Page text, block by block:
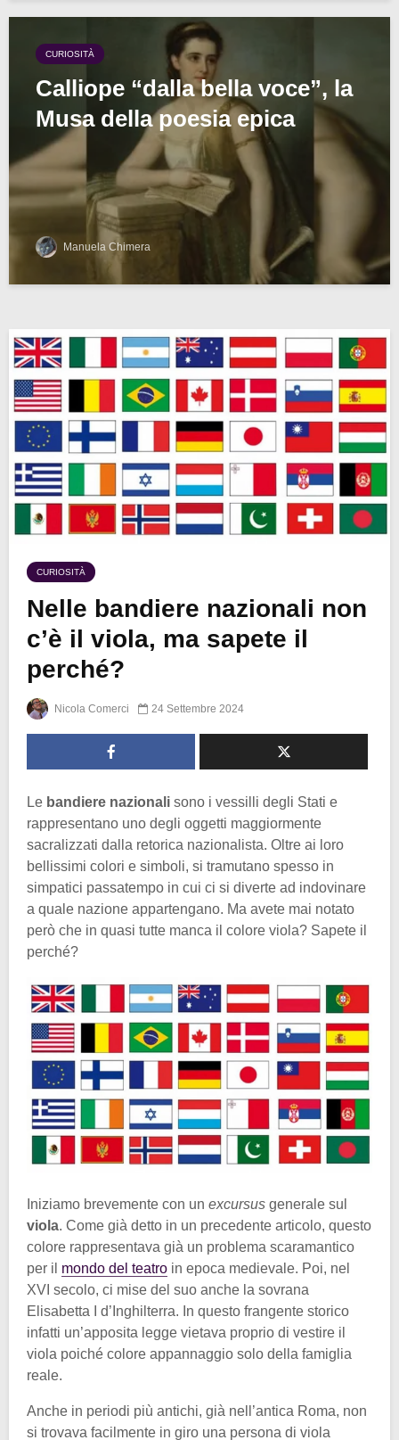
CURIOSITÀ
Calliope “dalla bella voce”, la
Musa della poesia epica
Manuela Chimera
CURIOSITÀ
Nelle bandiere nazionali non
c’è il viola, ma sapete il
perché?
Nicola Comerci 24 Settembre 2024
Le bandiere nazionali sono i vessilli degli Stati e
rappresentano uno degli oggetti maggiormente
sacralizzati dalla retorica nazionalista. Oltre ai loro
bellissimi colori e simboli, si tramutano spesso in
simpatici passatempo in cui ci si diverte ad indovinare
a quale nazione appartengano. Ma avete mai notato
però che in quasi tutte manca il colore viola? Sapete il
perché?
Iniziamo brevemente con un excursus generale sul
viola. Come già detto in un precedente articolo, questo
colore rappresentava già un problema scaramantico
per il mondo del teatro in epoca medievale. Poi, nel
XVI secolo, ci mise del suo anche la sovrana
Elisabetta I d’Inghilterra. In questo frangente storico
infatti un’apposita legge vietava proprio di vestire il
viola poiché colore appannaggio solo della famiglia
reale.
Anche in periodi più antichi, già nell’antica Roma, non
si trovava facilmente in giro una persona di viola